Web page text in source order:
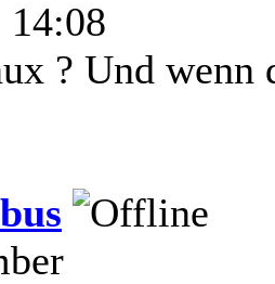
14:08
? Und wenn